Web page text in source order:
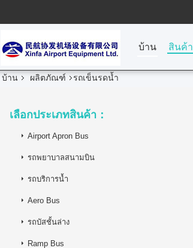
บ้าน สินค้า
บ้าน ผลิตภัณฑ์ รถเข็นรดน้ำ
เลือกประเภทสินค้า：
Airport Apron Bus
รถพยาบาลสนามบิน
รถบริการน้ำ
Aero Bus
รถบัสชั้นล่าง
Ramp Bus